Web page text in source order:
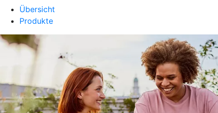
Übersicht
Produkte